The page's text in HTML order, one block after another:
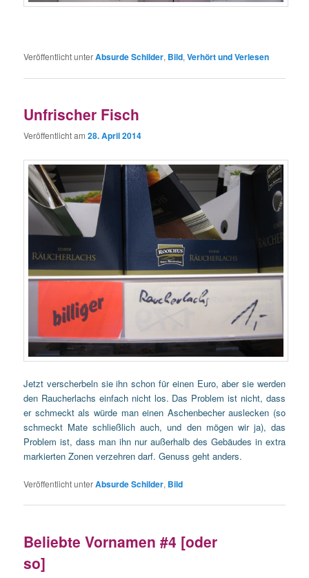
Veröffentlicht unterAbsurde Schilder, Bild,Verhört und Verlesen
Unfrischer Fisch
Veröffentlicht am28. April 2014
Jetzt verscherbeln sie ihn schon für einen Euro, aber sie werden
den Raucherlachs einfach nicht los. Das Problem ist nicht, dass
er schmeckt als würde man einen Aschenbecher auslecken (so
schmeckt Mate schließlich auch, und den mögen wir ja), das
Problem ist, dass man ihn nur außerhalb des Gebäudes in extra
markierten Zonen verzehren darf. Genuss geht anders.
Veröffentlicht unterAbsurde Schilder, Bild
Beliebte Vornamen #4 [oder
so]